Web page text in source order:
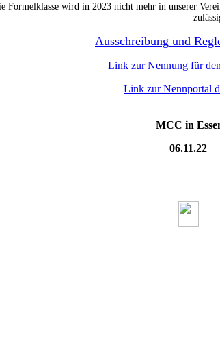
Formelklasse wird in 2023 nicht mehr in unserer
Ausschreibung und
Link zur Nennung für
Link zur Nennportal
MCC in
06.11.22